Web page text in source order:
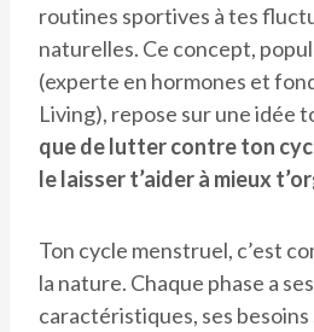
routines sportives à tes
naturelles. Ce concept,
(experte en hormones et
Living), repose sur une idée
que de lutter contre ton
le laisser t’aider à mieux
Ton cycle menstruel, c’est
la nature. Chaque phase a
caractéristiques, ses